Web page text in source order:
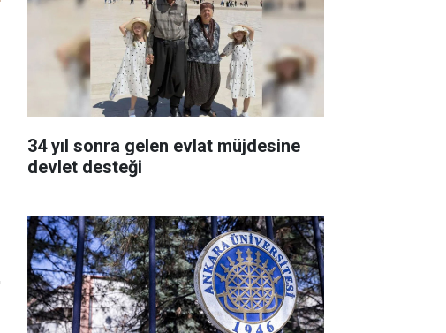
34 yıl sonra gelen evlat müjdesine
devlet desteği